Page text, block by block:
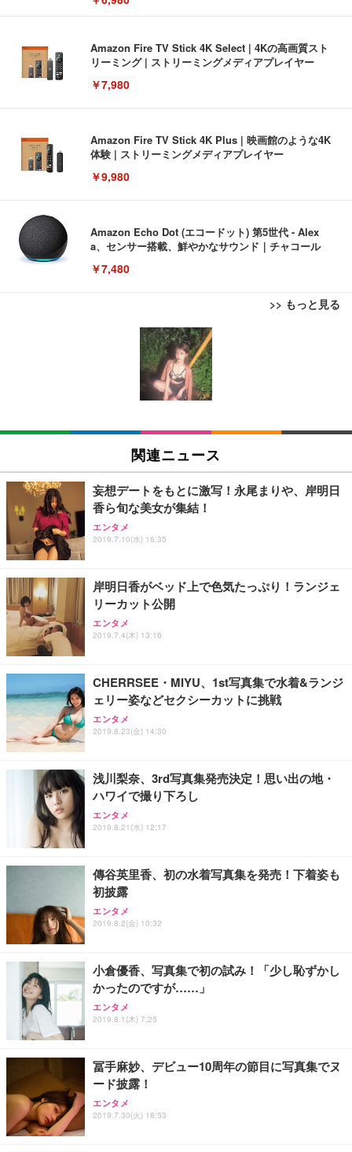
Amazon Fire TV Stick 4K Select | 4Kの高画質スト
リーミング | ストリーミングメディアプレイヤー
￥7,980
Amazon Fire TV Stick 4K Plus | 映画館のような4K
体験 | ストリーミングメディアプレイヤー
￥9,980
Amazon Echo Dot (エコードット) 第5世代 - Alex
a、センサー搭載、鮮やかなサウンド｜チャコール
￥7,480
>> もっと見る
[EdoErgo] オフィスチェア 椅子 テレワーク 疲れな
い 跳ね上げ式アームレスト コンパクト 約105度ロッ
キング pc 事務椅子 360度回転 座面昇降 強化ナイロ
ン樹脂ベース 通気性メッシュ 在宅ワーク H-WY01
(黒網+黒枠+黒足)
SIHOO B100 オフィスチェア／デスクチェア メッシ
ュチェア 人間工学 疲れない ブラック
￥27,999
Sezlife オフィスチェア デスクチェア 疲れない テレ
ワーク チェア 強化バックレスト 30度ロッキング機
能 人間工学 椅子 腰サポート 90度跳ね上げ式アーム
務用 おしゃれ パソコンチェア (ブラック)
Sezlife オフィスチェア デスクチェア 疲れない テレ
ワーク チェア 強化バックレスト 30度ロッキング機
能 人間工学 椅子 腰サポート 90度跳ね上げ式アーム
務用 おしゃれ パソコンチェア (ホワイト)
ANDWINT オフィスチェア デスクチェア 肘なし メ
ッシュ 通気性 ランバーサポート付き 腰サポート ガ
ス圧無段階昇降 360度回転 キャスター付き コンパク
EIZO ビジネス向けプレミアムモニター | FlexScan
EV3240X-WT | 31.5型4K UHD・USB Type-C・ホワ
￥105,595
EIZO ビジネス向けプレミアムモニター | FlexScan
￥109,572
【純正品】27"ゲーミングモニター DualSense 充電
フック付き（CFI-ZDM1J）
【整備済み品】Dell E2724HS 27インチ 液晶モニタ
ー フルHD（1920×1080）VA 非光沢 HDMI/DisplayP
ort/VGA スピーカー内蔵 高さ調整 スイベル VESA対
【MiniLED/24.5inch/280Hz/FHD】GRAPHT THE S
HOOTER Gaming Monitor 24” Essential ゲーミン
グモニター QD 24.5インチ 1ms FHD 量子ドット 残
Amazonベーシック ペットシーツ 薄型 レギュラー 1
回使い捨て 無香料 ホワイト 300枚
Amazonベーシック ペットシーツ 厚型 ワイド 42枚
x2袋(84枚) ホワイト(吸収面:ライトブルー)
￥3,234
ネオ・ルーライフ ネオ・オムツ L 中型犬用 26枚入
り 単品
Smart Basic(スマートベーシック) 【Amazon.co.jp
限定】 Smart Basic アイリスオーヤマ ペットシーツ
超厚型 お徳用 ワイド 100枚入 (x 1) (ケース販売)
アイリスオーヤマ ペットシーツ 超厚型 お徳用 レギ
ュラー 200枚入【Amazon.co.jp限定】
関連ニュース
妄想デートをもとに激写！永尾まりや、岸明日
香ら旬な美女が集結！
エンタメ
2019.7.10(水) 16:35
岸明日香がベッド上で色気たっぷり！ランジェ
リーカット公開
エンタメ
2019.7.4(木) 13:16
CHERRSEE・MIYU、1st写真集で水着&ランジ
ェリー姿などセクシーカットに挑戦
エンタメ
2019.8.23(金) 14:30
浅川梨奈、3rd写真集発売決定！思い出の地・
ハワイで撮り下ろし
エンタメ
2019.8.21(水) 12:17
傳谷英里香、初の水着写真集を発売！下着姿も
初披露
エンタメ
2019.8.2(金) 10:32
小倉優香、写真集で初の試み！「少し恥ずかし
かったのですが……」
エンタメ
2019.8.1(木) 7:25
冨手麻妙、デビュー10周年の節目に写真集でヌ
ード披露！
エンタメ
2019.7.30(火) 18:53